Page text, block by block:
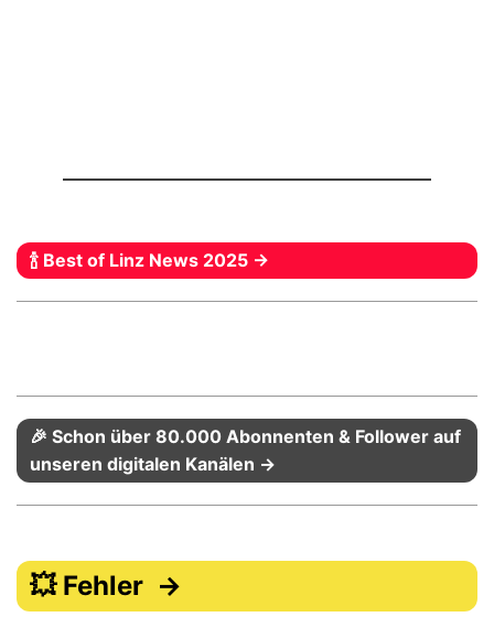
🍾 Best of Linz News 2025 →
🎉 Schon über 80.000 Abonnenten & Follower auf
unseren digitalen Kanälen →
💥 Fehler →